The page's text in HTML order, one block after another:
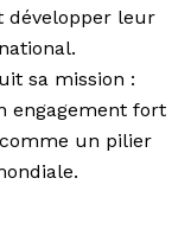
développer leur
sa mission :
engagement fort
un pilier